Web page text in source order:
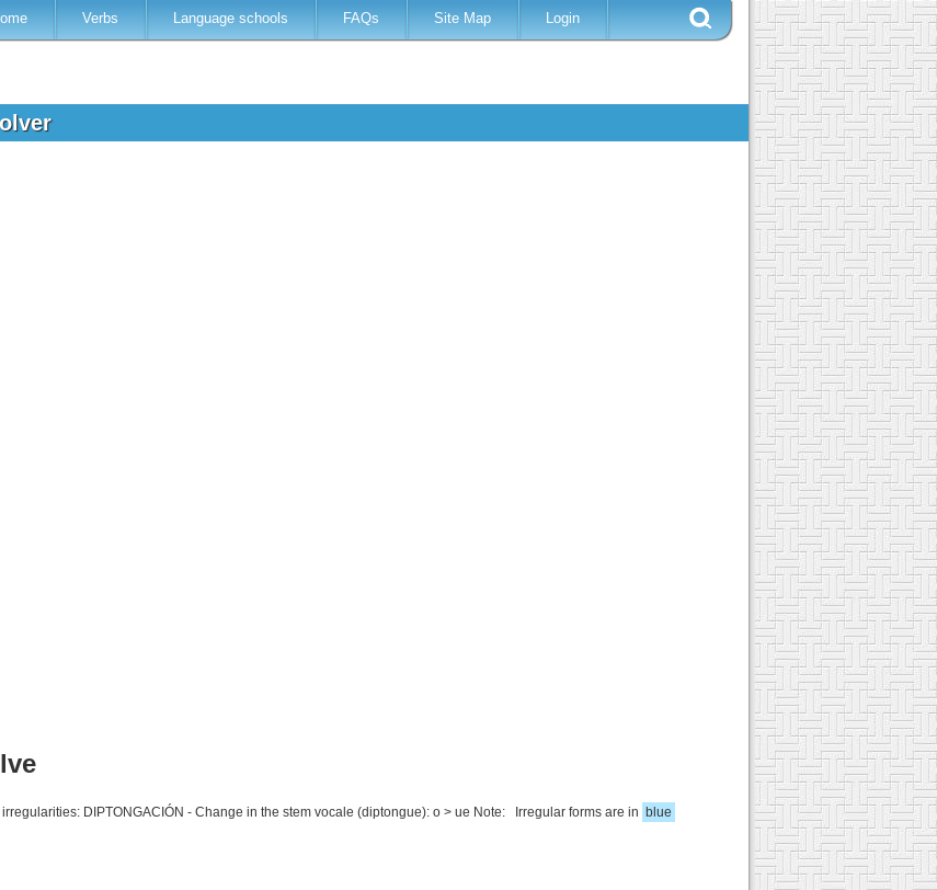
Verbs Language schools FAQs Site Map Login
DIPTONGACIÓN - Change in the stem vocale (diptongue): o > ue Note: Irregular forms are in blue